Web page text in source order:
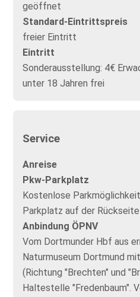
geöffnet
Standard-Eintrittspreis
freier Eintritt
Eintritt
Sonderausstellung: 4€
unter 18 Jahren frei
Service
Anreise
Pkw-Parkplatz
Kostenlose
Parkplatz auf der
Anbindung ÖPNV
Vom Dortmunder Hbf aus
Naturmuseum Dortmund
(Richtung "Brechten" und
Haltestelle "Fredenbaum".